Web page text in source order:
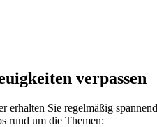
verpassen
erhalten Sie regelmäßig
rund um die Themen: